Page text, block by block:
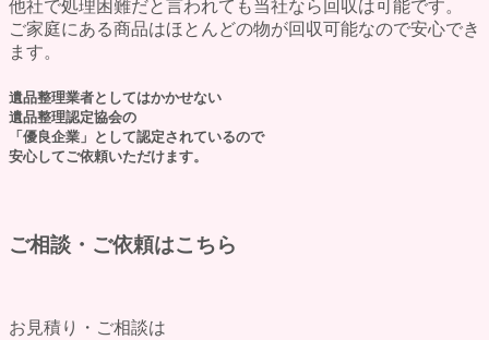
他社で処理困難だと言われても当社なら 回収は可能です。
ご家庭にある商品はほとんどの物が回収可能なので安心でき
ます。
遺品整理業者としてはかかせない
遺品整理認定協会の
「優良企業」として認定されているので
安心してご依頼いただけます。
ご相談・ご依頼はこちら
お見積り・ご相談は